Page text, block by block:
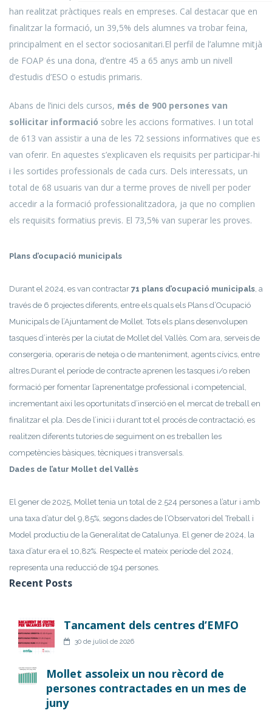
han realitzat pràctiques reals en empreses. Cal destacar que en
finalitzar la formació, un 39,5% dels alumnes va trobar feina,
principalment en el sector sociosanitari.El perfil de l’alumne mitjà
de FOAP és una dona, d’entre 45 a 65 anys amb un nivell
d’estudis d’ESO o estudis primaris.
Abans de l’inici dels cursos, més de 900 persones van
sol·licitar informació sobre les accions formatives. I un total
de 613 van assistir a una de les 72 sessions informatives que es
van oferir. En aquestes s’explicaven els requisits per participar-hi
i les sortides professionals de cada curs. Dels interessats, un
total de 68 usuaris van dur a terme proves de nivell per poder
accedir a la formació professionalitzadora, ja que no complien
els requisits formatius previs. El 73,5% van superar les proves.
Plans d’ocupació municipals
Durant el 2024, es van contractar 71 plans d’ocupació municipals, a
través de 6 projectes diferents, entre els quals els Plans d’Ocupació
Municipals de l’Ajuntament de Mollet. Tots els plans desenvolupen
tasques d’interès per la ciutat de Mollet del Vallès. Com ara, serveis de
consergeria, operaris de neteja o de manteniment, agents cívics, entre
altres.Durant el període de contracte aprenen les tasques i/o reben
formació per fomentar l’aprenentatge professional i competencial,
incrementant així les oportunitats d’inserció en el mercat de treball en
finalitzar el pla. Des de l’inici i durant tot el procés de contractació, es
realitzen diferents tutories de seguiment on es treballen les
competències bàsiques, tècniques i transversals.
Dades de l’atur Mollet del Vallès
El gener de 2025, Mollet tenia un total de 2.524 persones a l’atur i amb
una taxa d’atur del 9,85%, segons dades de l’Observatori del Treball i
Model productiu de la Generalitat de Catalunya. El gener de 2024, la
taxa d’atur era el 10,82%. Respecte el mateix període del 2024,
representa una reducció de 194 persones.
Recent Posts
Tancament dels centres d’EMFO
30 de juliol de 2026
Mollet assoleix un nou rècord de
persones contractades en un mes de
juny